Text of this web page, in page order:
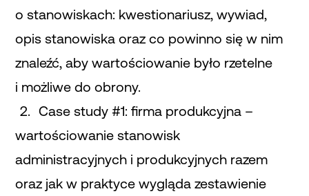
o stanowiskach: kwestionariusz, wywiad,
opis stanowiska oraz co powinno się w nim
znaleźć, aby wartościowanie było rzetelne
i możliwe do obrony.
Case study #1: firma produkcyjna –
wartościowanie stanowisk
administracyjnych i produkcyjnych razem
oraz jak w praktyce wygląda zestawienie